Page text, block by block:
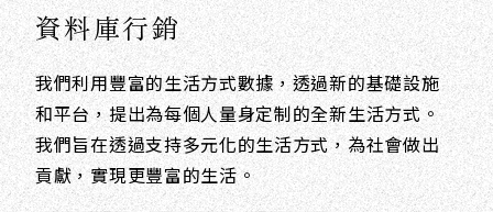
資料庫行銷
我們利用豐富的生活方式數據，透過新的基礎設施
和平台，提出為每個人量身定制的全新生活方式。
我們旨在透過支持多元化的生活方式，為社會做出
貢獻，實現更豐富的生活。